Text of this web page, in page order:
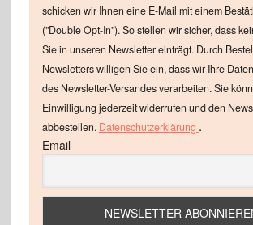
schicken wir Ihnen eine E-Mail mit einem
("Double Opt-In"). So stellen wir sicher, dass
Sie in unseren Newsletter einträgt. Durch
Newsletters willigen Sie ein, dass wir Ihre
des Newsletter-Versandes verarbeiten. Sie
Einwilligung jederzeit widerrufen und den
abbestellen. Datenschutzerklärung .
Email